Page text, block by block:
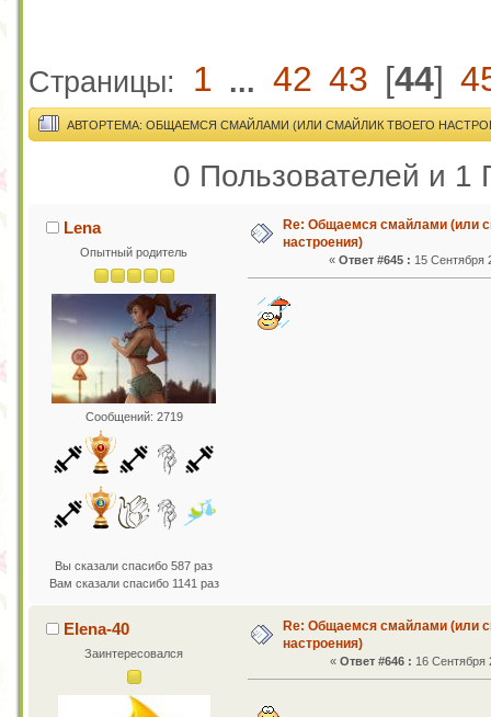
Страницы: 1 ... 42 43 [44]
АВТОРТЕМА: ОБЩАЕМСЯ СМАЙЛАМИ (ИЛИ СМАЙЛИК ТВОЕГО
0 Пользователей и 1
Lena
Опытный родитель
Сообщений: 2719
Вы сказали спасибо 587 раз
Вам сказали спасибо 1141 раз
Re: Общаемся смайлами (или
настроения)
«Ответ #645 : 15 Сентября
Elena-40
Заинтересовался
Re: Общаемся смайлами (или
настроения)
« Ответ #646 : 16 Сентября